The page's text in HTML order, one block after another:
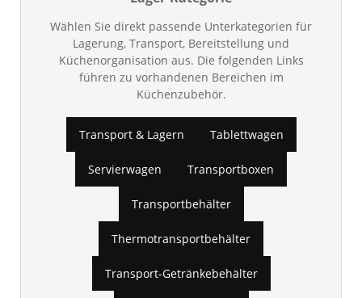
Wählen Sie direkt passende Unterkategorien für
Lagerung, Transport, Bereitstellung und
Küchenorganisation aus. Die folgenden Links
führen zu vorhandenen Bereichen im
Küchenzubehör.
Transport & Lagern Tablettwagen
Servierwagen Transportboxen
Transportbehälter
Thermotransportbehälter
Transport-Getränkebehälter